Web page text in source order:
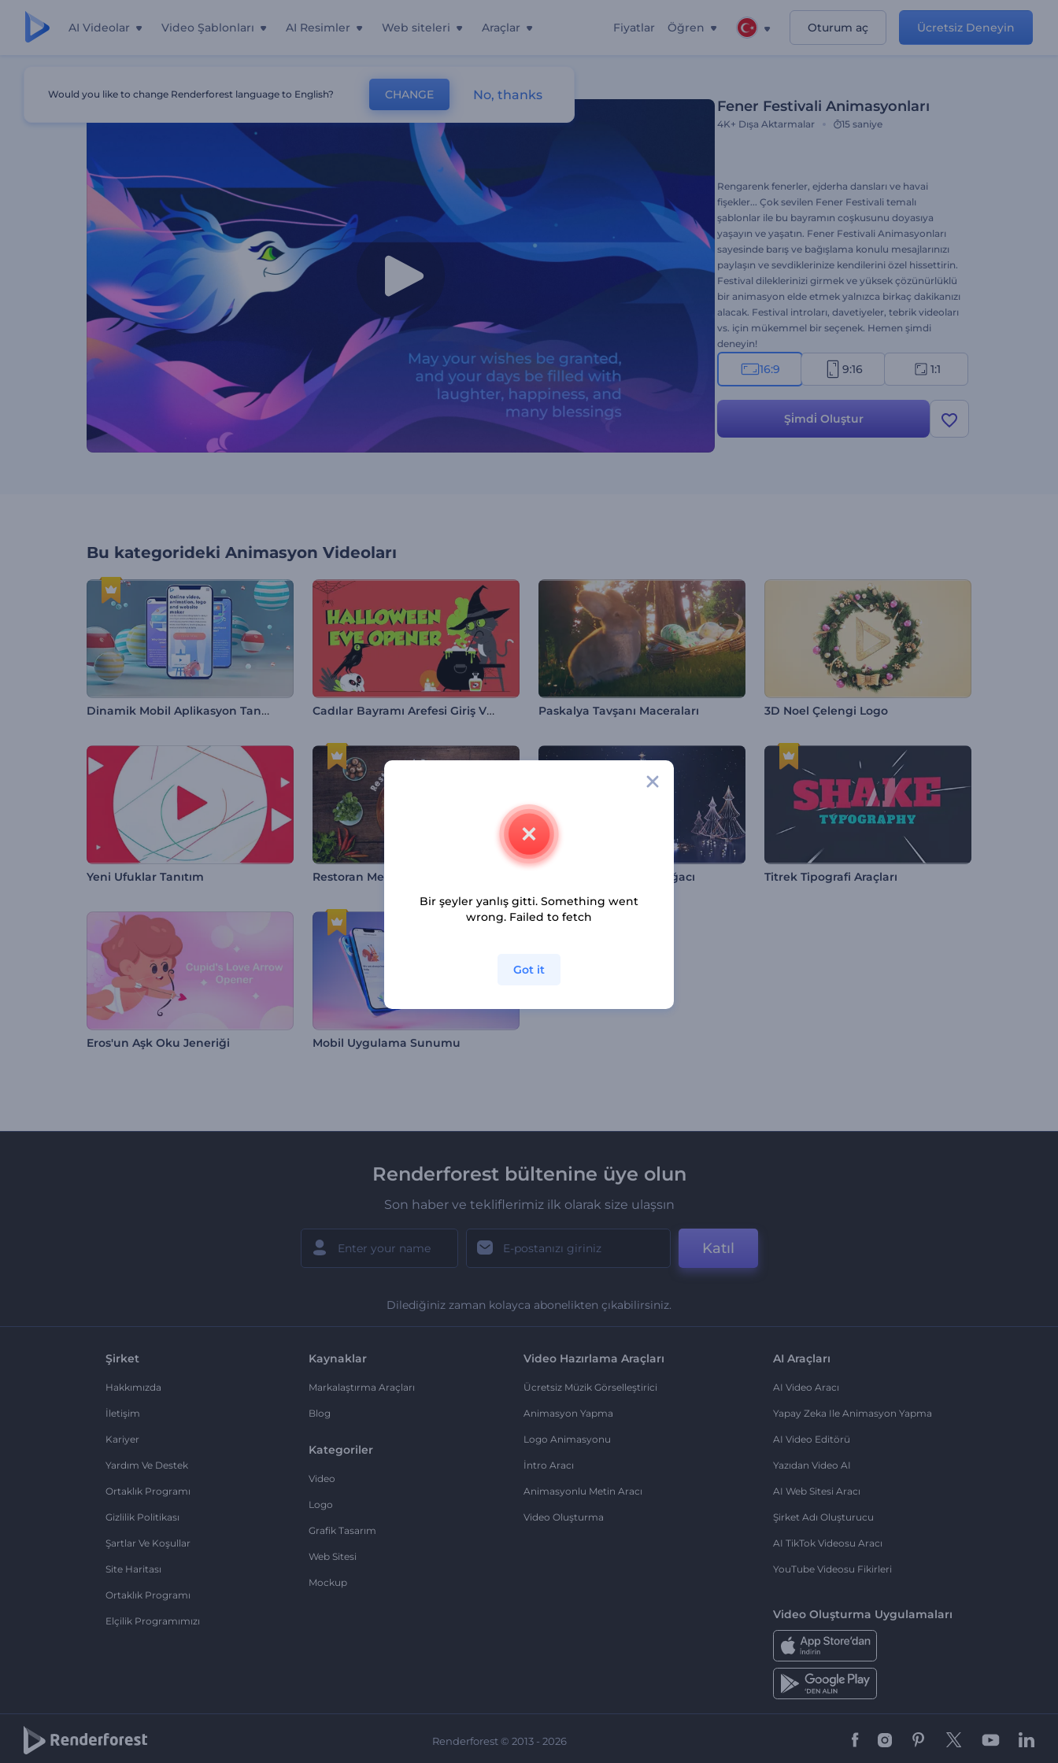
AI Videolar Video Şablonları AI Resimler Web siteleri Araçlar Fiyatlar Öğren Oturum aç Ücretsiz Deneyin
Fener Festivali Animasyonları
4K+ Dışa Aktarmalar 15 saniye
Rengarenk fenerler, ejderha dansları ve havai
fişekler... Çok sevilen Fener Festivali temalı
şablonlar ile bu bayramın coşkusunu doyasıya
yaşayın ve yaşatın. Fener Festivali Animasyonları
sayesinde barış ve bağışlama konulu mesajlarınızı
paylaşın ve sevdiklerinize kendilerini özel hissettirin.
Festival dileklerinizi girmek ve yüksek çözünürlüklü
bir animasyon elde etmek yalnızca birkaç dakikanızı
alacak. Festival introları, davetiyeler, tebrik videoları
vs. için mükemmel bir seçenek. Hemen şimdi
deneyin!
16:9 9:16 1:1
Şi̇mdi̇ Oluştur
Bu kategorideki Animasyon Videoları
Dinamik Mobil Aplikasyon Tanıtımı Cadılar Bayramı Arefesi Giriş Videosu Paskalya Tavşanı Maceraları 3D Noel Çelengi Logo
Yeni Ufuklar Tanıtım Restoran Menü Reklamı Sihirli Helezonik Noel Ağacı Titrek Tipografi Araçları
Eros'un Aşk Oku Jeneriği Mobil Uygulama Sunumu
Renderforest bültenine üye olun
Son haber ve tekliflerimiz ilk olarak size ulaşsın
Katıl
Dilediğiniz zaman kolayca abonelikten çıkabilirsiniz.
Şirket
Hakkımızda
İletişim
Kariyer
Yardım Ve Destek
Ortaklık Programı
Gizlilik Politikası
Şartlar Ve Koşullar
Site Haritası
Ortaklık Programı
Elçilik Programımızı
Kaynaklar
Markalaştırma Araçları
Blog
Kategoriler
Video
Logo
Grafik Tasarım
Web Sitesi
Mockup
Video Hazırlama Araçları
Ücretsiz Müzik Görselleştirici
Animasyon Yapma
Logo Animasyonu
İntro Aracı
Animasyonlu Metin Aracı
Video Oluşturma
AI Araçları
AI Video Aracı
Yapay Zeka Ile Animasyon Yapma
AI Video Editörü
Yazıdan Video AI
AI Web Sitesi Aracı
Şirket Adı Oluşturucu
AI TikTok Videosu Aracı
YouTube Videosu Fikirleri
Video Oluşturma Uygulamaları
Renderforest © 2013 - 2026
Would you like to change Renderforest language to English? CHANGE No, thanks
Bir şeyler yanlış gitti. Something went
wrong. Failed to fetch
Got it